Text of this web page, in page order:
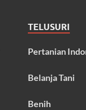
TELUSURI
Pertanian
Belanja Tani
Benih